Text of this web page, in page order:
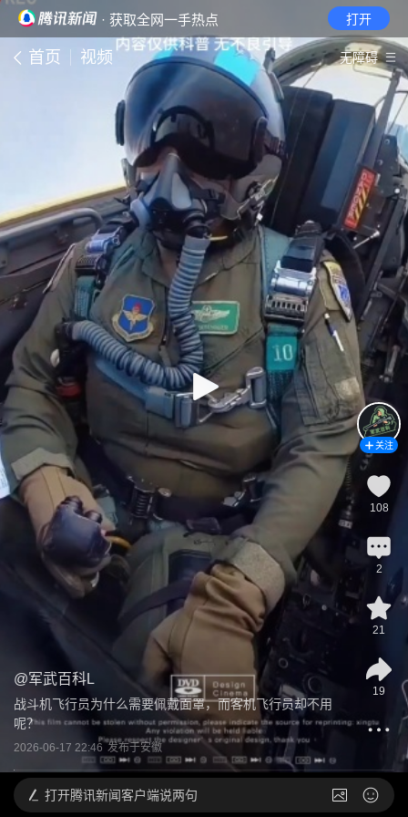
· 获取全网一手热点 打开
首页 视频 无障碍
@军武百科L
战斗机飞行员为什么需要佩戴面罩，而客机飞行员却不用
呢？
2026-06-17 22:46 发布于安徽
关注
108
2
21
19
打开腾讯新闻客户端说两句